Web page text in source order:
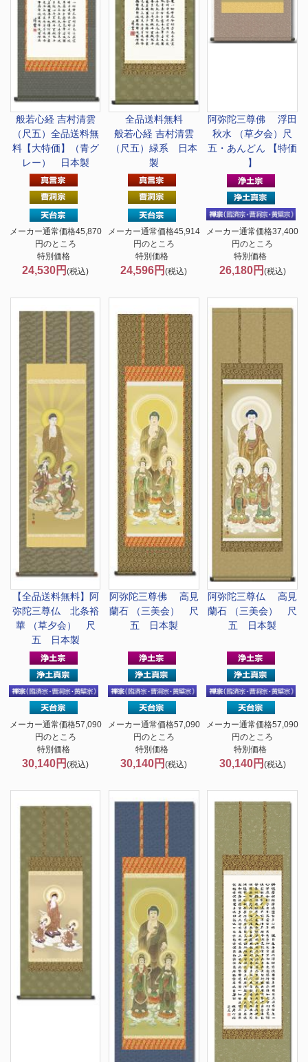
般若心経 吉村清雲
（尺五）全品送料無
料【大特価】（青グ
レー） 日本製
メーカー通常価格45,870
円のところ
特別価格
24,530円(税込)
全品送料無料
般若心経 吉村清雲
（尺五）緑系 日本
製
メーカー通常価格45,914
円のところ
特別価格
24,596円(税込)
阿弥陀三尊佛 浮田
秋水 （草夕会）尺
五・あんどん 【特価
】
メーカー通常価格37,400
円のところ
特別価格
26,180円 (税込)
【全品送料無料】 阿
弥陀三尊仏 北条裕
華 （草夕会） 尺
五 日本製
メーカー通常価格57,090
円のところ
特別価格
30,140円(税込)
阿弥陀三尊佛 高見
蘭石 （三美会） 尺
五 日本製
メーカー通常価格57,090
円のところ
特別価格
30,140円(税込)
阿弥陀三尊仏 高見
蘭石 （三美会） 尺
五 日本製
メーカー通常価格57,090
円のところ
特別価格
30,140円 (税込)